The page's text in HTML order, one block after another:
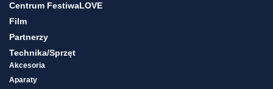
Centrum FestiwaLOVE
Film
Partnerzy
Technika/sprzęt
Akcesoria
Aparaty